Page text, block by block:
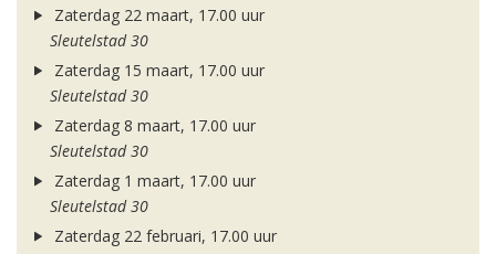
Zaterdag 22 maart, 17.00 uur
Sleutelstad 30
Zaterdag 15 maart, 17.00 uur
Sleutelstad 30
Zaterdag 8 maart, 17.00 uur
Sleutelstad 30
Zaterdag 1 maart, 17.00 uur
Sleutelstad 30
Zaterdag 22 februari, 17.00 uur